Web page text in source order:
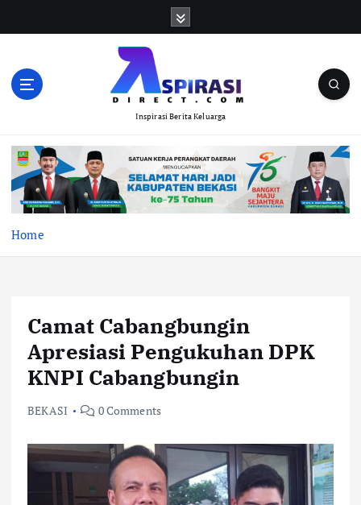
Inspirasi Berita Keluarga
Home
Camat Cabangbungin
Apresiasi Pengukuhan DPK
KNPI Cabangbungin
BEKASI 0 Comments